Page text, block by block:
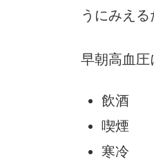
うにみえ
早朝高血圧
飲酒
喫煙
寒冷